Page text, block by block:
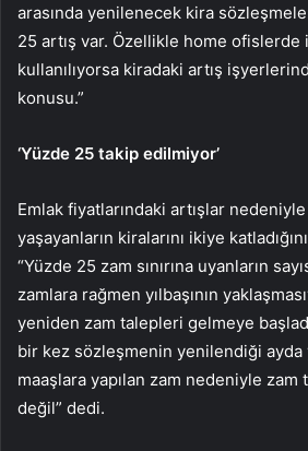
arasında yenilenecek kira
25 artış var. Özellikle home ofislerde
kullanılıyorsa kiradaki artış
konusu.”
‘Yüzde 25 takip edilmiyor’
Emlak fiyatlarındaki artışlar
yaşayanların kiralarını ikiye
“Yüzde 25 zam sınırına uyanların
zamlara rağmen yılbaşının
yeniden zam talepleri gelmeye
bir kez sözleşmenin yenilendiği ayda
maaşlara yapılan zam nedeniyle
değil” dedi.